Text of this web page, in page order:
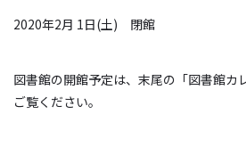
2020年2月 1日(土) 閉館
図書館の開館予定は、末尾の「図書館カ
ご覧ください。